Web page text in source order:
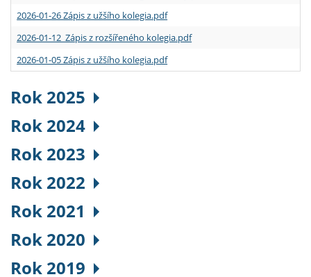
2026-01-26 Zápis z užšího kolegia.pdf
2026-01-12 Zápis z rozšířeného kolegia.pdf
2026-01-05 Zápis z užšího kolegia.pdf
Rok 2025
Rok 2024
Rok 2023
Rok 2022
Rok 2021
Rok 2020
Rok 2019